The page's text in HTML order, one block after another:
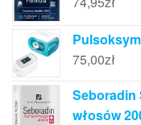
75,00zł
Seboradin
włosów